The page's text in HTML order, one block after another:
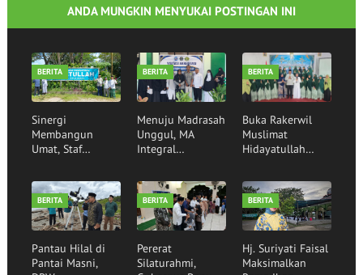
ANDA MUNGKIN MENYUKAI POSTINGAN INI
BERITA
Sinergi
Membangun
Umat, Staf
Silaturahim ke
Pondok Pesantren
Hidayatullah
Manokwari
BERITA
Menuju Madrasah
Unggul, MA
Integral
Manokwari
Sukses Tempuh
Visitasi Akreditasi
BERITA
Buka Rakerwil
Muslimat
Hidayatullah
Gubernur Papua
Barat Tekankan
Peran Strategis
Perempuan
Bangsa
BERITA
Pantau Hilal di
Pantai Masni,
BERITA
Pererat
Silaturahmi,
BERITA
Hj. Suriyati Faisal
Maksimalkan